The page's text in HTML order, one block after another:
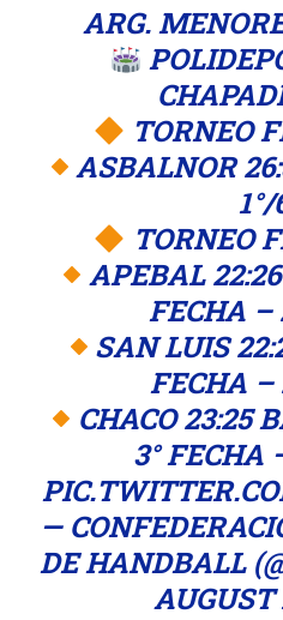
ARG.
TORNEO
ASBALNOR
1°/
TORNEO
APEBAL
FECHA –
SAN LUIS
FECHA –
CHACO 23:25
3° FECHA
—
DE HANDBALL
AUGUST